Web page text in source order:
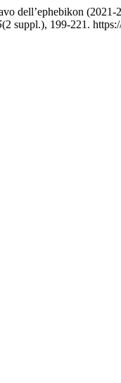
dell’ephebikon (2021-
(2 suppl.), 199-221.